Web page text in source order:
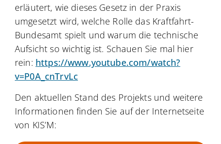
erläutert, wie dieses Gesetz in der Praxis
umgesetzt wird, welche Rolle das Kraftfahrt-
Bundesamt spielt und warum die technische
Aufsicht so wichtig ist. Schauen Sie mal hier
rein: https://www.youtube.com/watch?
v=P0A_cnTrvLc
Den aktuellen Stand des Projekts und weitere
Informationen finden Sie auf der Internetseite
von KIS’M: